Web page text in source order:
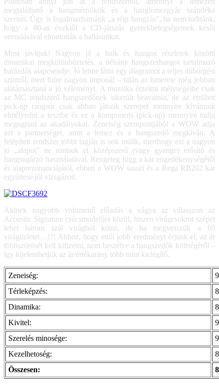
megtalálható a hangmérnökök és a hanglemezgyár szándéka
szerinti. Úgy is fogalmazhatnánk „a régi hangzás”, ha nem tudnánk,
hogy a 80-as évektől a CD-játszás gyerekbetegségeinek késői
orvoslásával elrontották a hallásunkat.
Most javítjuk! Nagyon jó a halk és hangos részletek közötti
dinamikai megkülönböztetés, a néhány hangszerhangot tartalmazó
barázdák alapcsendje. Jó lenne látni egy diagramot a teljes dübörgési
szintről, mert fülre nagyon imponál – talán az ismerete még jobban
alátámasztaná a jó véleményt. A muzsika érzelmi mélységeibe csak
az MC rendszerű hangszedőnek sikerült beavatnia, de az említett
pick-up rangsor csak abban játszik szerepet mennyire kívánunk
elmélyedni a tesztbe és ez a komponens (pick-up) mennyire tudja
megugrani az akadályokat. Zeneiség szempontjából a WOW adja
azt a partnerséget, amit a lemez és a hangszedő megkíván. A
felépített rendszer többi tagján is sok múlik, merthogy ezt a nagyon
jó „alapot” ne rontsuk el középszerű (vagy gyenge) erősítő és
hangsugárzó használatával. Rengeteg függ a kar engedékenységétől
és alaprezonanciájától, ebben a WOW sasszi és a Rega RB202 kar
együttese jól vizsgázott.
Akinek nagyobb volumenű előadás a vágya az válasszon az
Acoustic Signature csúcsmodelljei közül, hiszen virágcsokrot szépet
lehet három szál virágból kötni, de ha megvesszük a fél
virágüzletet…!?! Ahhoz, hogy ettől jobb eredményt érjünk el, az ár
többszörösét kell kifizetni, nem beszélve a hangszedők költségéről –
így kijelenthetjük az ár/értékarány több mint kielégítő.
Zeneiség:
Térleképzés:
Dinamika:
Kivitel:
Szerelés minosége:
Kezelhetoség:
Összesen: